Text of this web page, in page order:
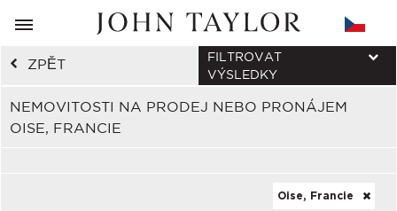
ZPĚT
NEMOVITOSTI NA PRODEJ NEBO PRONÁJEM
OISE, FRANCIE
FILTROVAT
VÝSLEDKY
Oise, Francie